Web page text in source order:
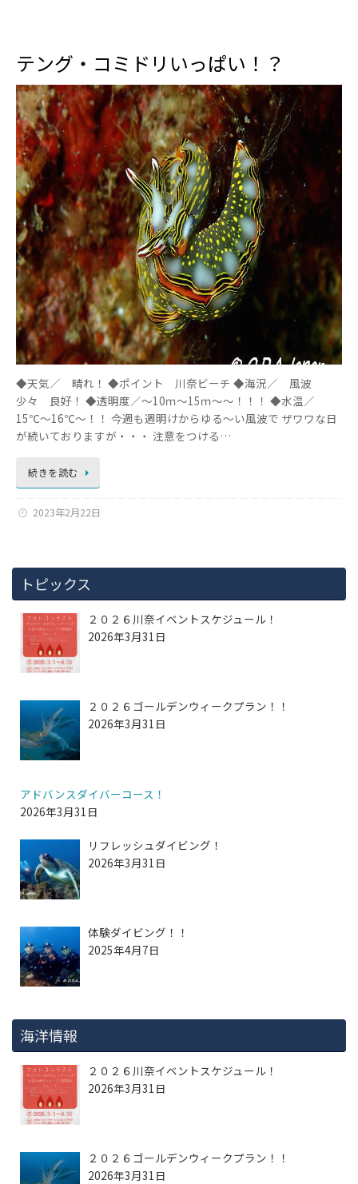
テング・コミドリいっぱい！？
◆天気／ 晴れ！ ◆ポイント 川奈ビーチ ◆海況／ 風波
少々 良好！ ◆透明度／～10ｍ～15ｍ～～！！！ ◆水温／
15℃～16℃～！！ 今週も週明けからゆる～い風波で ザワワな日
が続いておりますが・・・ 注意をつける…
続きを読む
2023年2月22日
トピックス
２０２６川奈イベントスケジュール！
2026年3月31日
２０２６ゴールデンウィークプラン！！
2026年3月31日
アドバンスダイバーコース！
2026年3月31日
リフレッシュダイビング！
2026年3月31日
体験ダイビング！！
2025年4月7日
海洋情報
２０２６川奈イベントスケジュール！
2026年3月31日
２０２６ゴールデンウィークプラン！！
2026年3月31日